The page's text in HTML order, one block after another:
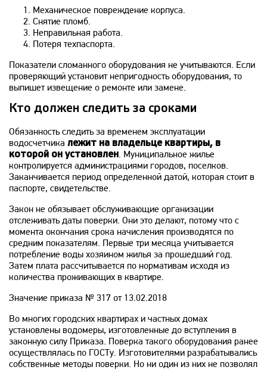
Механическое повреждение корпуса.
Снятие пломб.
Неправильная работа.
Потеря техпаспорта.
Показатели сломанного оборудования не учитываются. Если
проверяющий установит непригодность оборудования, то
выпишет извещение о ремонте или замене.
Кто должен следить за сроками
Обязанность следить за временем эксплуатации
водосчетчика лежит на владельце квартиры, в
которой он установлен. Муниципальное жилье
контролируется администрациями городов, поселков.
Заканчивается период определенной датой, которая стоит в
паспорте, свидетельстве.
Закон не обязывает обслуживающие организации
отслеживать даты поверки. Они это делают, потому что с
момента окончания срока начисления производятся по
средним показателям. Первые три месяца учитывается
потребление воды хозяином жилья за прошедший год.
Затем плата рассчитывается по нормативам исходя из
количества проживающих в квартире.
Значение приказа № 317 от 13.02.2018
Во многих городских квартирах и частных домах
установлены водомеры, изготовленные до вступления в
законную силу Приказа. Поверка такого оборудования ранее
осуществлялась по ГОСТу. Изготовителями разрабатывались
собственные методы поверки. Но ни один из них не позволял